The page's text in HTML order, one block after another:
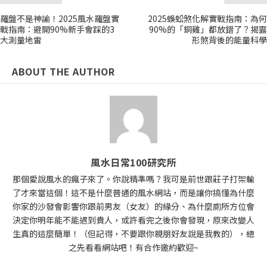
羅盤不是神諭！2025風水羅盤實
戰指南：避開90%新手會踩的3
大測量地雷
2025蜈蚣煞化解實戰指南：為何
90%的「銅雞」都放錯了？揭露
形煞背後的能量科學
ABOUT THE AUTHOR
風水日常100研究所
那個愛說風水的瘋子來了。你說精準嗎？我可是前世跟莊子打架輸
了才來當這個！這不是什麼普通的風水網站，而是讓你搞懂為什麼
你家的沙發會影響你跟前男友（女友）的緣分、為什麼廁所方位會
決定你明年能不能遇到貴人，或許看完之後你會發現，原來改變人
生真的這麼簡單！（但記得，不要跟你親朋好友說是我教的），總
之先看看網站吧！有合作邀約歡迎~